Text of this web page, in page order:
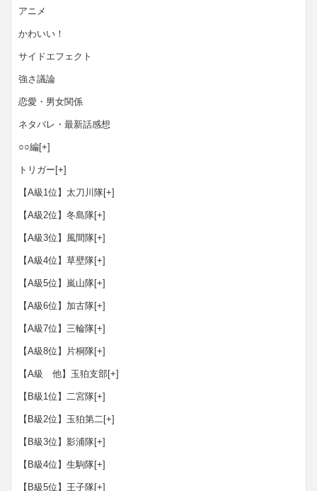
アニメ
かわいい！
サイドエフェクト
強さ議論
恋愛・男女関係
ネタバレ・最新話感想
○○編[+]
トリガー [+]
【A級1位】太刀川隊[+]
【A級2位】冬島隊[+]
【A級3位】風間隊[+]
【A級4位】草壁隊[+]
【A級5位】嵐山隊[+]
【A級6位】加古隊[+]
【A級7位】三輪隊[+]
【A級8位】片桐隊[+]
【A級 他】玉狛支部[+]
【B級1位】二宮隊[+]
【B級2位】玉狛第二[+]
【B級3位】影浦隊[+]
【B級4位】生駒隊[+]
【B級5位】王子隊[+]